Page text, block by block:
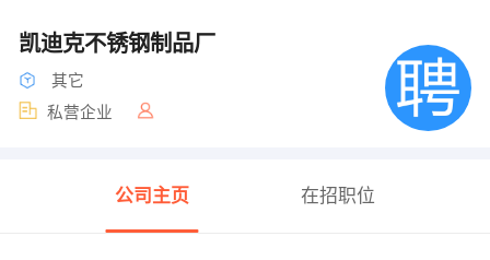
凯迪克不锈钢制品厂
其它
私营企业
公司主页 在招职位